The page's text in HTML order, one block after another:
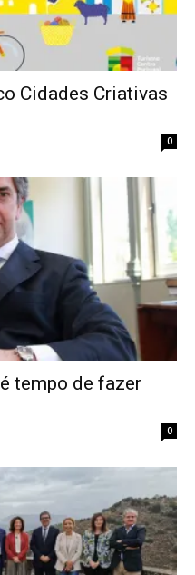
Cidades Criativas
0
tempo de fazer
0